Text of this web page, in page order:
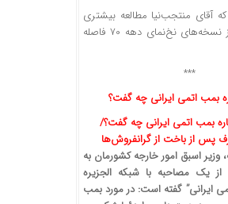
آقای منتجب‌نیا مطالعه بیشتری
داشته باشند و از نسخه‌های نخ‌نمای دهه 70 فاصله
***
بمب اتمی ایرانی چه گفت؟
اسبق امور خارجه کشورمان به
یک مصاحبه با شبکه الجزیره
ایرانی” گفته است: در مورد بمب